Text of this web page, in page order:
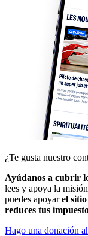
¿Te gusta nuestro
Ayúdanos a cubrir
lees y apoya la
puedes apoyarel
reduces tus
Hago una donación